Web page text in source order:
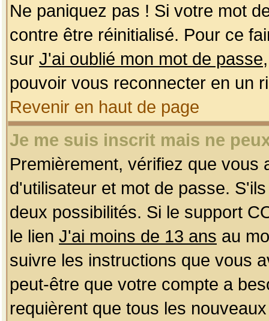
Ne paniquez pas ! Si votre mot
contre être réinitialisé. Pour ce
sur J'ai oublié mon mot de passe
pouvoir vous reconnecter en un
Revenir en haut de page
Je me suis inscrit mais ne
Premièrement, vérifiez que
d'utilisateur et mot de passe.
deux possibilités. Si le support
le lien J'ai moins de 13 ans au
suivre les instructions que vous
peut-être que votre compte a
requièrent que tous les